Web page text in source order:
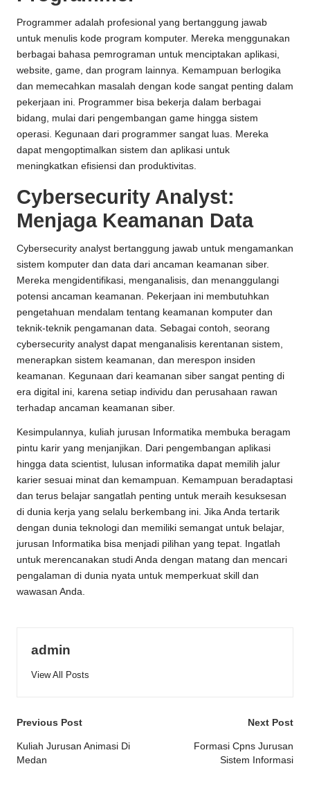
Programmer adalah profesional yang bertanggung jawab
untuk menulis kode program komputer. Mereka menggunakan
berbagai bahasa pemrograman untuk menciptakan aplikasi,
website, game, dan program lainnya. Kemampuan berlogika
dan memecahkan masalah dengan kode sangat penting dalam
pekerjaan ini. Programmer bisa bekerja dalam berbagai
bidang, mulai dari pengembangan game hingga sistem
operasi. Kegunaan dari programmer sangat luas. Mereka
dapat mengoptimalkan sistem dan aplikasi untuk
meningkatkan efisiensi dan produktivitas.
Cybersecurity Analyst:
Menjaga Keamanan Data
Cybersecurity analyst bertanggung jawab untuk mengamankan
sistem komputer dan data dari ancaman keamanan siber.
Mereka mengidentifikasi, menganalisis, dan menanggulangi
potensi ancaman keamanan. Pekerjaan ini membutuhkan
pengetahuan mendalam tentang keamanan komputer dan
teknik-teknik pengamanan data. Sebagai contoh, seorang
cybersecurity analyst dapat menganalisis kerentanan sistem,
menerapkan sistem keamanan, dan merespon insiden
keamanan. Kegunaan dari keamanan siber sangat penting di
era digital ini, karena setiap individu dan perusahaan rawan
terhadap ancaman keamanan siber.
Kesimpulannya, kuliah jurusan Informatika membuka beragam
pintu karir yang menjanjikan. Dari pengembangan aplikasi
hingga data scientist, lulusan informatika dapat memilih jalur
karier sesuai minat dan kemampuan. Kemampuan beradaptasi
dan terus belajar sangatlah penting untuk meraih kesuksesan
di dunia kerja yang selalu berkembang ini. Jika Anda tertarik
dengan dunia teknologi dan memiliki semangat untuk belajar,
jurusan Informatika bisa menjadi pilihan yang tepat. Ingatlah
untuk merencanakan studi Anda dengan matang dan mencari
pengalaman di dunia nyata untuk memperkuat skill dan
wawasan Anda.
admin
View All Posts
Post
navigation
Previous Post
Kuliah Jurusan Animasi Di
Medan
Next Post
Formasi Cpns Jurusan
Sistem Informasi